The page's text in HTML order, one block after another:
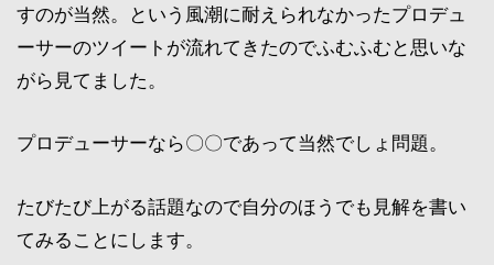
すのが当然。という風潮に耐えられなかったプロデュ
ーサーのツイートが流れてきたのでふむふむと思いな
がら見てました。
プロデューサーなら〇〇であって当然でしょ問題。
たびたび上がる話題なので自分のほうでも見解を書い
てみることにします。